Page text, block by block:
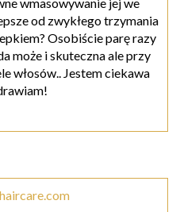
wmasowywanie jej we
od zwykłego trzymania
Osobiście parę razy
może i skuteczna ale przy
włosów.. Jestem ciekawa